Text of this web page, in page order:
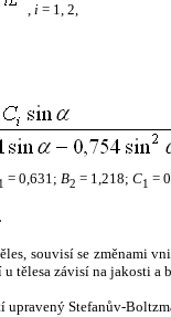
, i = 1, 2,
1 = 0,631; B2 = 1,218; C1 =
souvisí se změnami
tělesa závisí na jakosti
upravený Stefanův-